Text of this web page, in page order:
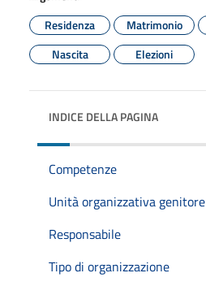
Residenza
Matrimonio
Nascita
Elezioni
INDICE DELLA PAGINA
Competenze
Unità organizzativa genitore
Responsabile
Tipo di organizzazione